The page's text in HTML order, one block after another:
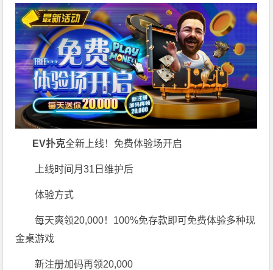
EV扑克全新上线！免费体验场开启
上线时间 月31日维护后
体验方式
每天爽领20,000！100%免存款即可免费体验多种现
金桌游戏
新注册加码再领20,000